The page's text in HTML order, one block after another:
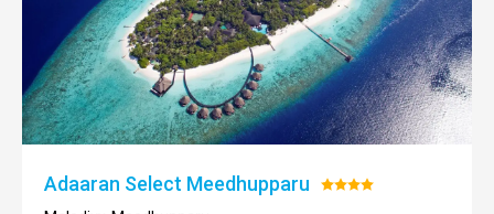
Adaaran Select Meedhupparu Hodnocení: